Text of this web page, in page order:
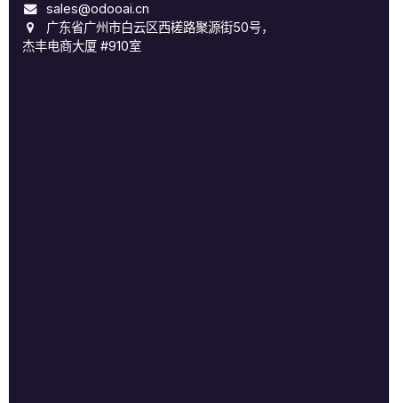
sales@odooai.cn
广东省广州市白云区西槎路聚源街50号，
杰丰电商大厦 #910室